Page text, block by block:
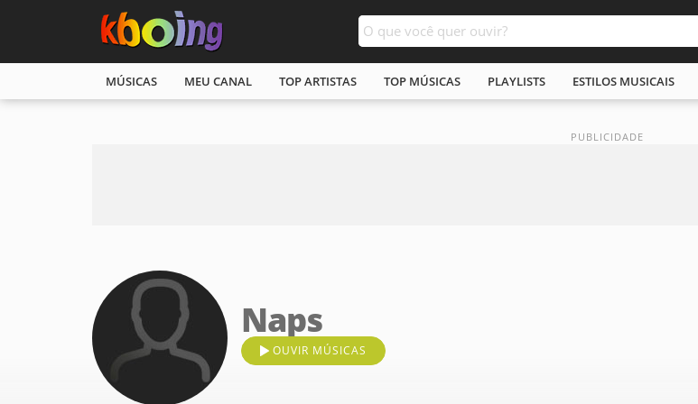
MÚSICAS MEU CANAL TOP ARTISTAS TOP MÚSICAS PLAYLISTS ESTILOS MUSICAIS
Naps
OUVIR MÚSICAS